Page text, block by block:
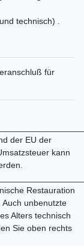
technisch) .
für
der EU der
kann
Restauration
unbenutzte
Alters technisch
Sie oben rechts